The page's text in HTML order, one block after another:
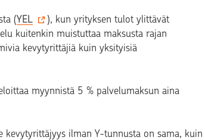
(YEL
), kun yrityksen tulot ylittävät
kuitenkin muistuttaa maksusta rajan
kevytyrittäjiä kuin yksityisiä
myynnistä 5 % palvelumaksun aina
kevytyrittäjyys ilman Y-tunnusta on sama, kuin